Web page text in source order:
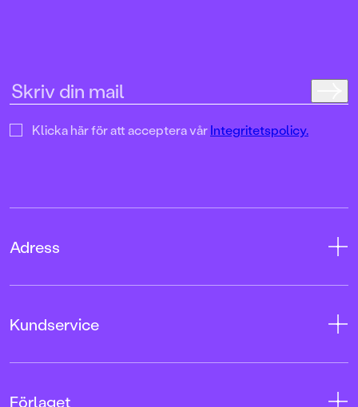
Klicka här för att acceptera vårIntegritetspolicy.
Adress
103 12 Stockholm
Kundservice
Förlaget